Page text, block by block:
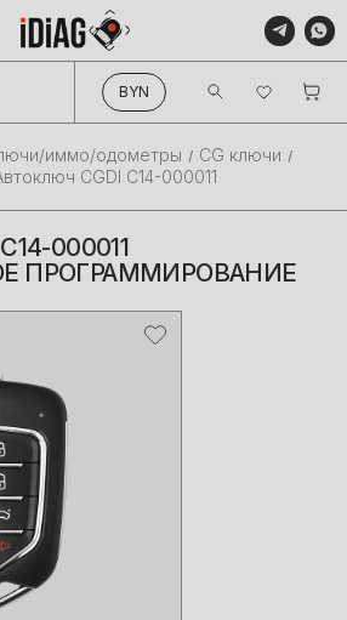
BYN
иммо/одометры
CG ключи
CGDI C14-000011
000011
ПРОГРАММИРОВАНИЕ